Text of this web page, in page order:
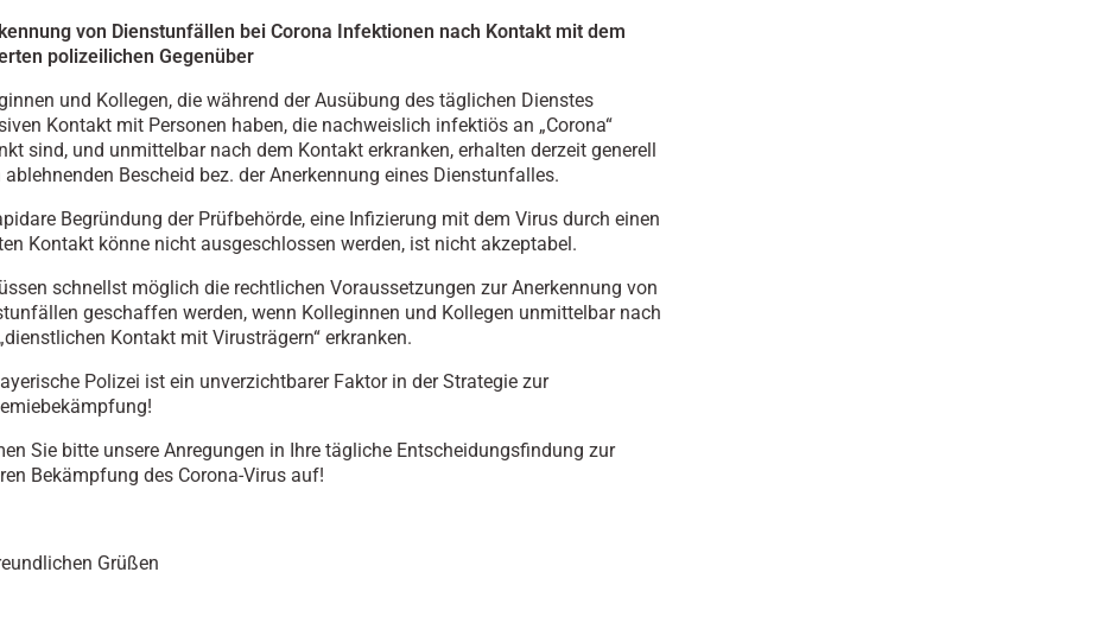
von Dienstunfällen bei Corona Infektionen nach Kontakt mit dem
polizeilichen Gegenüber
und Kollegen, die während der Ausübung des täglichen Dienstes
Kontakt mit Personen haben, die nachweislich infektiös an „Corona“
sind, und unmittelbar nach dem Kontakt erkranken, erhalten derzeit generell
ablehnenden Bescheid bez. der Anerkennung eines Dienstunfalles.
Begründung der Prüfbehörde, eine Infizierung mit dem Virus durch einen
Kontakt könne nicht ausgeschlossen werden, ist nicht akzeptabel.
schnellst möglich die rechtlichen Voraussetzungen zur Anerkennung von
geschaffen werden, wenn Kolleginnen und Kollegen unmittelbar nach
Kontakt mit Virusträgern“ erkranken.
Polizei ist ein unverzichtbarer Faktor in der Strategie zur
Sie bitte unsere Anregungen in Ihre tägliche Entscheidungsfindung zur
Bekämpfung des Corona-Virus auf!
Grüßen